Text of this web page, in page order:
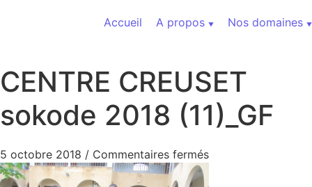
Accueil
A propos Nos domaines
CENTRE CREUSET
sokode 2018 (11)_GF
5 octobre 2018 / Commentaires ferméssur CENTRE